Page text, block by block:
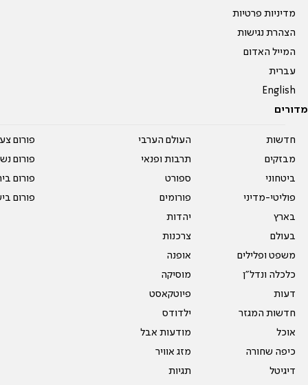
מדיניות פרטיות
הצהרת נגישות
המייל האדום
עברית
English
מדורים
חדשות
מבזקים
ביטחוני
פוליטי-מדיני
בארץ
בעולם
משפט ופלילים
כלכלה ונדל"ן
דעות
חדשות המגזר
אוכל
כיפה שחורה
דיגיטל
העולם הערבי
תרבות ופנאי
ספורט
פורומים
יהדות
צרכנות
אופנה
מוסיקה
פיוטקאסט
ילדודס
מודעות אבל
מזג אוויר
תגיות
פורום
פורום
פורום
פורום